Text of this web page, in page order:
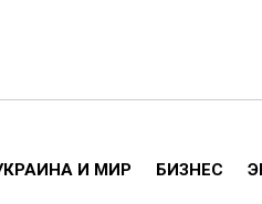
И МИР БИЗНЕС